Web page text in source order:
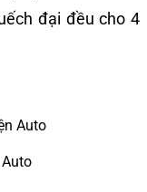
đại đều cho 4